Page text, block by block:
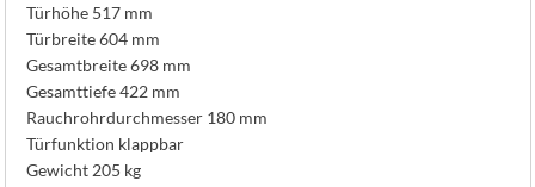
Türhöhe 517 mm
Türbreite 604 mm
Gesamtbreite 698 mm
Gesamttiefe 422 mm
Rauchrohrdurchmesser 180 mm
Türfunktion klappbar
Gewicht 205 kg